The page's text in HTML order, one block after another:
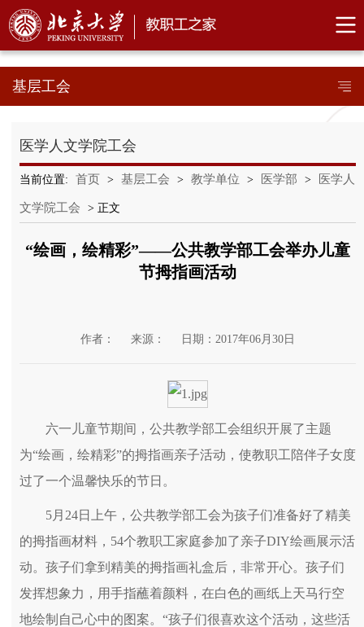
基层工会
医学人文学院工会
当前位置: 首页 > 基层工会 > 教学单位 > 医学部 > 医学人
文学院工会 > 正文
“绘画，绘精彩”——公共教学部工会举办儿童
节拇指画活动
作者： 来源： 日期：2017年06月30日
六一儿童节期间，公共教学部工会组织开展了主题
为“绘画，绘精彩”的拇指画亲子活动，使教职工陪伴子女度
过了一个温馨快乐的节日。
5月24日上午，公共教学部工会为孩子们准备好了精美
的拇指画材料，54个教职工家庭参加了亲子DIY绘画展示活
动。孩子们拿到精美的拇指画礼盒后，非常开心。孩子们
发挥想象力，用手指蘸着颜料，在白色的画纸上天马行空
地绘制自己心中的图案。“孩子们很喜欢这个活动，这些活